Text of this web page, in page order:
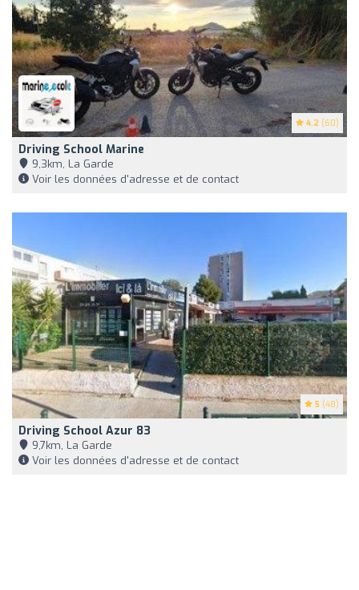
4.2 (60)
Driving School Marine
9,3km, La Garde
Voir les données d'adresse et de contact
5 (48)
Driving School Azur 83
9,7km, La Garde
Voir les données d'adresse et de contact